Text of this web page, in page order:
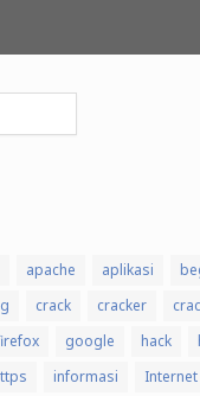
apache aplikasi
crack cracker
google hack
informasi Internet